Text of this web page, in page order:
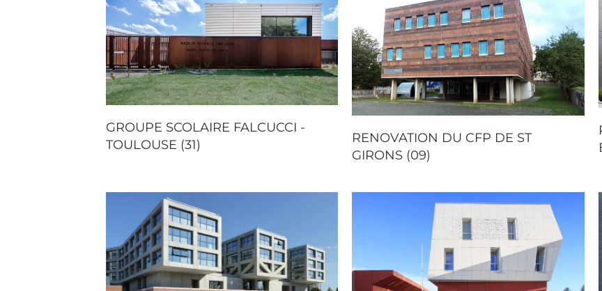
GROUPE SCOLAIRE FALCUCCI -
TOULOUSE (31)
RENOVATION DU CFP DE ST
GIRONS (09)